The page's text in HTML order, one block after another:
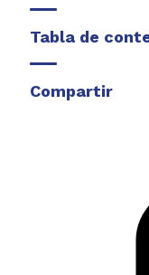
Tabla de
Compartir